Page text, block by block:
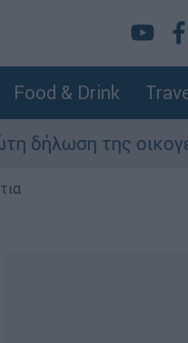
Food & Drink
οικογένειας της